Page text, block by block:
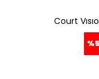
Court
%